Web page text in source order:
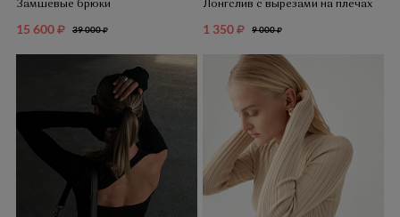
Замшевые брюки
15 600 39 000
Лонгслив с вырезами на плечах
1 350 9 000